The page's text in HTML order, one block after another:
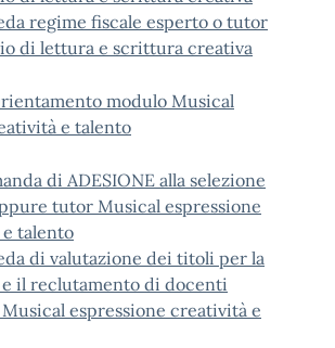
regime fiscale esperto o tutor
di lettura e scrittura creativa
modulo Musical
e talento
di ADESIONE alla selezione
tutor Musical espressione
talento
di valutazione dei titoli per la
e il reclutamento di docenti
espressione creatività e